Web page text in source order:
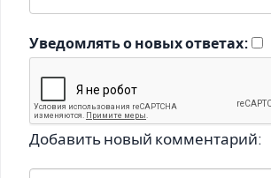
Уведомлять о новых ответах:
Добавить новый комментарий: